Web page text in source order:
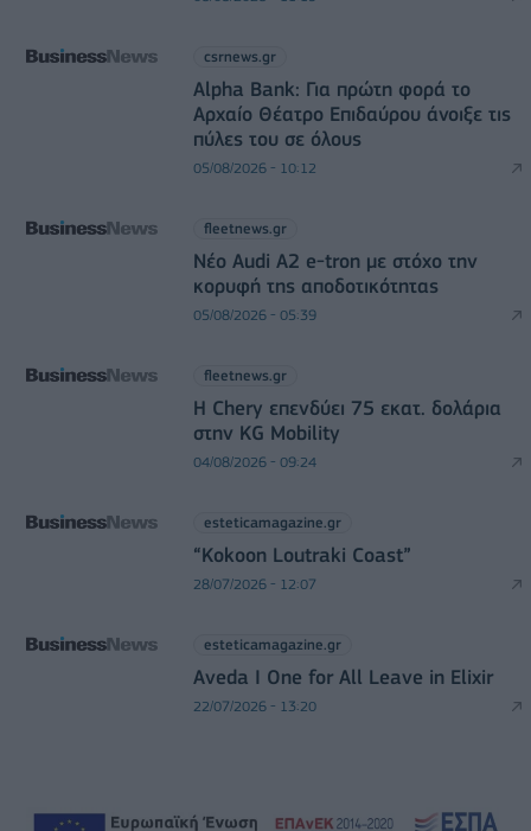
csrnews.gr
Alpha Bank: Για πρώτη φορά το
Αρχαίο Θέατρο Επιδαύρου άνοιξε τις
πύλες του σε όλους
05/08/2026 - 10:12
fleetnews.gr
Νέο Audi A2 e-tron με στόχο την
κορυφή της αποδοτικότητας
05/08/2026 - 05:39
fleetnews.gr
Η Chery επενδύει 75 εκατ. δολάρια
στην KG Mobility
04/08/2026 - 09:24
esteticamagazine.gr
“Kokoon Loutraki Coast”
28/07/2026 - 12:07
esteticamagazine.gr
Aveda I One for All Leave in Elixir
22/07/2026 - 13:20